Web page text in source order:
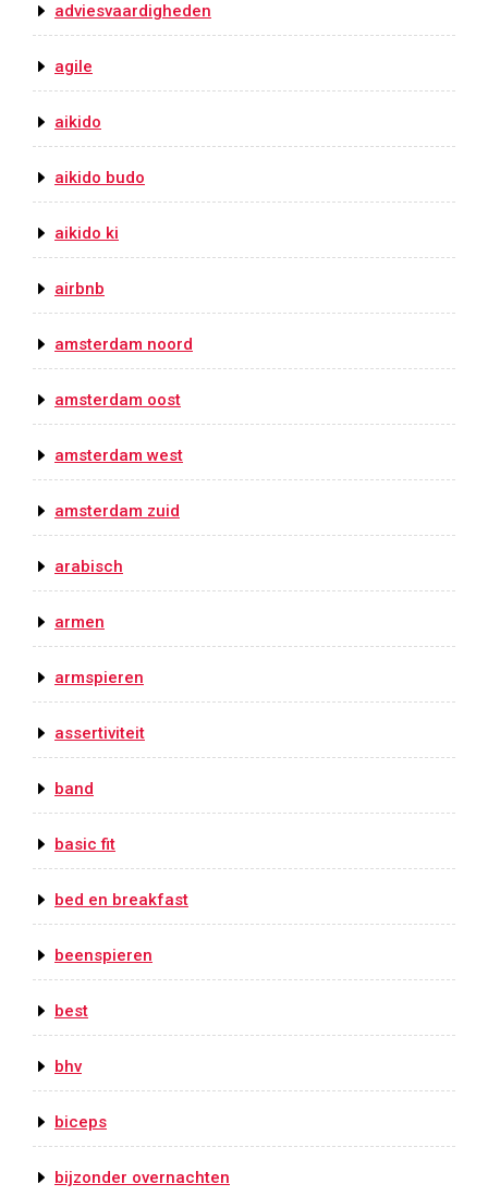
adviesvaardigheden
agile
aikido
aikido budo
aikido ki
airbnb
amsterdam noord
amsterdam oost
amsterdam west
amsterdam zuid
arabisch
armen
armspieren
assertiviteit
band
basic fit
bed en breakfast
beenspieren
best
bhv
biceps
bijzonder overnachten